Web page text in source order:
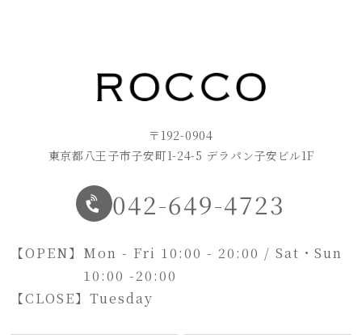
〒192-0904
東京都八王子市子安町1-24-5 デラパン子安ビル1F
042-649-4723
【OPEN】 Mon - Fri 10:00 - 20:00 / Sat・Sun
10:00 -20:00
【CLOSE】Tuesday